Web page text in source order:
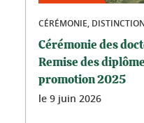
CÉRÉMONIE,
Cérémonie des
Remise des
promotion 2025
le 9 juin 2026